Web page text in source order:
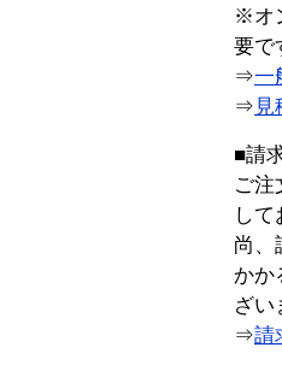
※オ
要で
⇒一
⇒ 見
■請
ご注
して
尚、
かか
ざい
⇒請